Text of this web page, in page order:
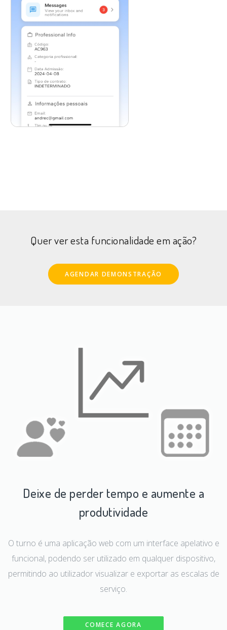
Quer ver esta funcionalidade em ação?
AGENDAR DEMONSTRAÇÃO
Deixe de perder tempo e aumente a
produtividade
O turno é uma aplicação web com um interface apelativo e
funcional, podendo ser utilizado em qualquer dispositivo,
permitindo ao utilizador visualizar e exportar as escalas de
serviço.
COMECE AGORA